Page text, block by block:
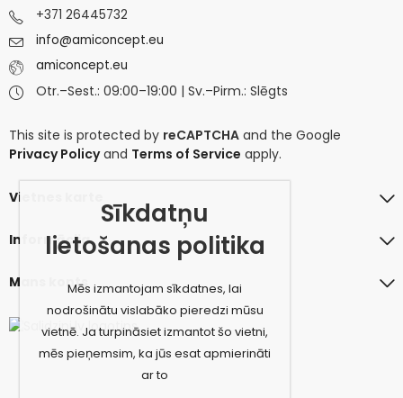
+371 26445732
info@amiconcept.eu
amiconcept.eu
Otr.–Sest.: 09:00–19:00 | Sv.–Pirm.: Slēgts
This site is protected by reCAPTCHA and the Google
Privacy Policyand Terms of Service apply.
Vietnes karte
Informācija
Mans konts
Sīkdatņu
lietošanas politika
Mēs izmantojam sīkdatnes, lai
nodrošinātu vislabāko pieredzi mūsu
vietnē. Ja turpināsiet izmantot šo vietni,
mēs pieņemsim, ka jūs esat apmierināti
ar to